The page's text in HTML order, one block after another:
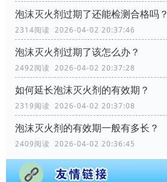
泡沫灭火剂过期了还能检测合格吗？
2314阅读 2026-04-02 20:37:46
泡沫灭火剂过期了该怎么办？
2492阅读 2026-04-02 20:37:28
如何延长泡沫灭火剂的有效期？
2319阅读 2026-04-02 20:37:08
泡沫灭火剂的有效期一般有多长？
2409阅读 2026-04-02 20:36:45